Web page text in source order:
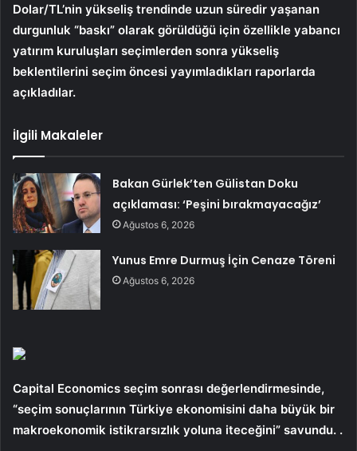
Dolar/TL’nin yükseliş trendinde uzun süredir yaşanan
durgunluk “baskı” olarak görüldüğü için özellikle yabancı
yatırım kuruluşları seçimlerden sonra yükseliş
beklentilerini seçim öncesi yayımladıkları raporlarda
açıkladılar.
İlgili Makaleler
Bakan Gürlek’ten Gülistan Doku
açıklaması: ‘Peşini bırakmayacağız’
Ağustos 6, 2026
Yunus Emre Durmuş İçin Cenaze Töreni
Ağustos 6, 2026
Capital Economics seçim sonrası değerlendirmesinde,
“seçim sonuçlarının Türkiye ekonomisini daha büyük bir
makroekonomik istikrarsızlık yoluna iteceğini” savundu. .